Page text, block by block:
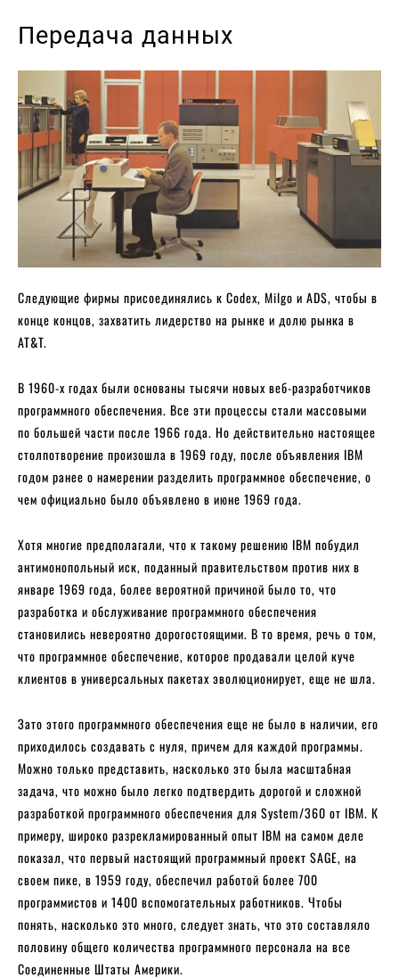
Передача данных
Следующие фирмы присоединялись к Codex, Milgo и ADS, чтобы в
конце концов, захватить лидерство на рынке и долю рынка в
AT&T.
В 1960-х годах были основаны тысячи новых веб-разработчиков
программного обеспечения. Все эти процессы стали массовыми
по большей части после 1966 года. Но действительно настоящее
столпотворение произошла в 1969 году, после объявления IBM
годом ранее о намерении разделить программное обеспечение, о
чем официально было объявлено в июне 1969 года.
Хотя многие предполагали, что к такому решению IBM побудил
антимонопольный иск, поданный правительством против них в
январе 1969 года, более вероятной причиной было то, что
разработка и обслуживание программного обеспечения
становились невероятно дорогостоящими. В то время, речь о том,
что программное обеспечение, которое продавали целой куче
клиентов в универсальных пакетах эволюционирует, еще не шла.
Зато этого программного обеспечения еще не было в наличии, его
приходилось создавать с нуля, причем для каждой программы.
Можно только представить, насколько это была масштабная
задача, что можно было легко подтвердить дорогой и сложной
разработкой программного обеспечения для System/360 от IBM. К
примеру, широко разрекламированный опыт IBM на самом деле
показал, что первый настоящий программный проект SAGE, на
своем пике, в 1959 году, обеспечил работой более 700
программистов и 1400 вспомогательных работников. Чтобы
понять, насколько это много, следует знать, что это составляло
половину общего количества программного персонала на все
Соединенные Штаты Америки.